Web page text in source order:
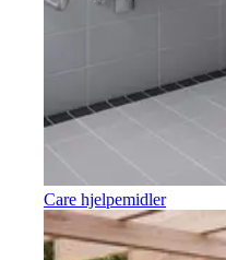
Care hjelpemidler